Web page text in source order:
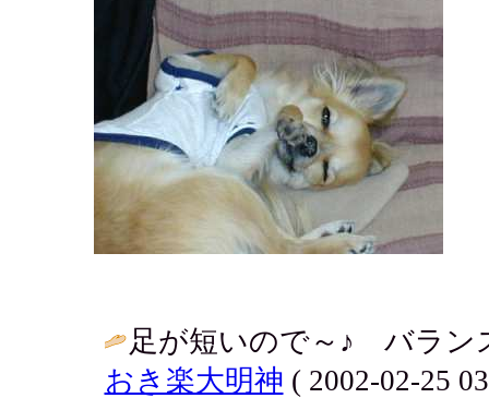
足が短いので～♪ バラン
おき楽大明神 ( 2002-02-25